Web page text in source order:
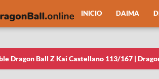
INICIO DAIMA
Dragon Ball Z Kai Castellano 113/167 |